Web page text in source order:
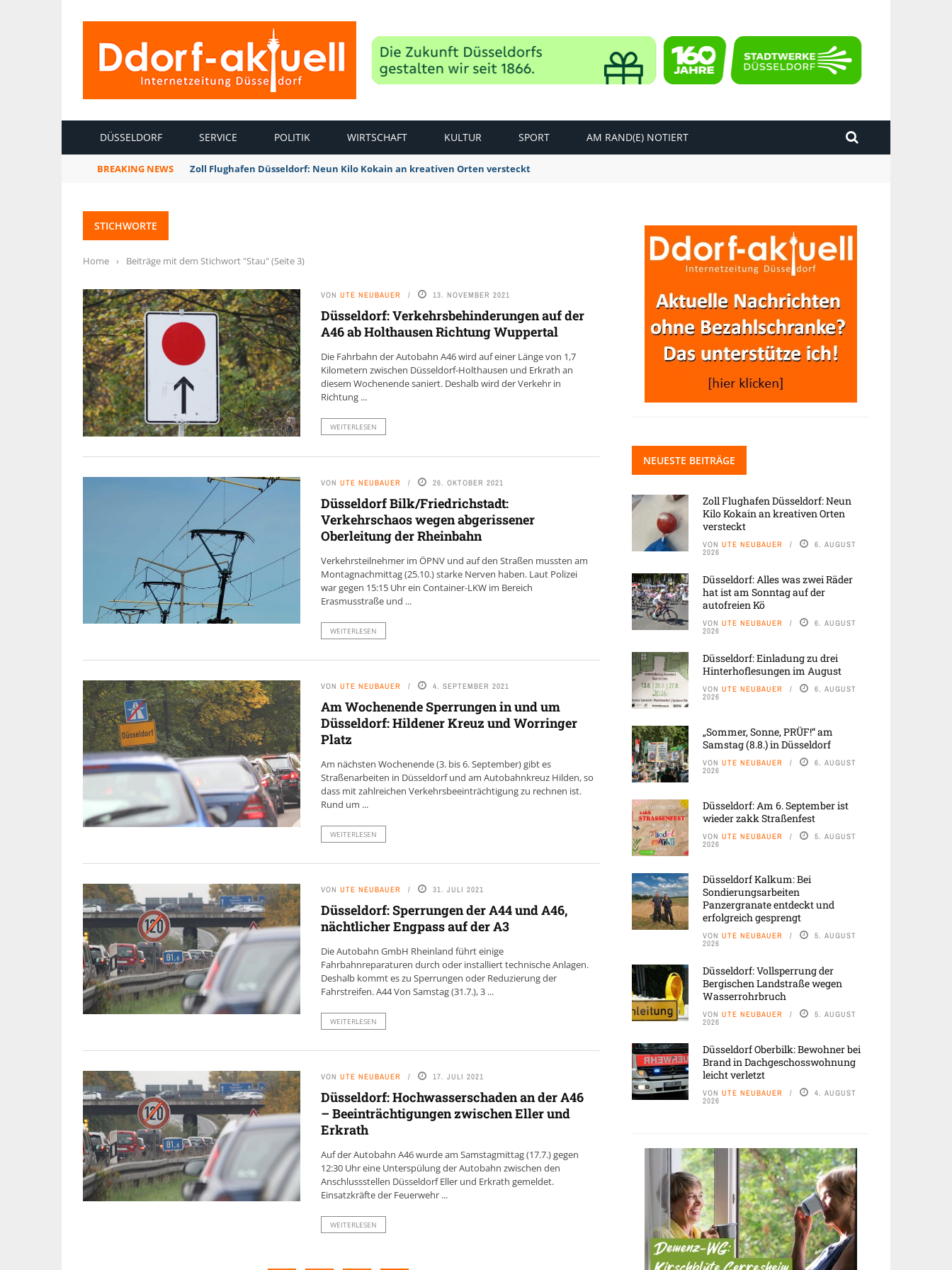
DÜSSELDORF SERVICE POLITIK WIRTSCHAFT KULTUR SPORT AM RAND(E) NOTIERT
BREAKING NEWS Zoll Flughafen Düsseldorf: Neun Kilo Kokain an kreativen Orten versteckt
STICHWORTE
Home › Beiträge mit dem Stichwort "Stau"(Seite 3)
VON UTE NEUBAUER 13. NOVEMBER 2021
Düsseldorf: Verkehrsbehinderungen auf der
A46 ab Holthausen Richtung Wuppertal
Die Fahrbahn der Autobahn A46 wird auf einer Länge von 1,7
Kilometern zwischen Düsseldorf-Holthausen und Erkrath an
diesem Wochenende saniert. Deshalb wird der Verkehr in
Richtung ...
WEITERLESEN
VON UTE NEUBAUER 26. OKTOBER 2021
Düsseldorf Bilk/Friedrichstadt:
Verkehrschaos wegen abgerissener
Oberleitung der Rheinbahn
Verkehrsteilnehmer im ÖPNV und auf den Straßen mussten am
Montagnachmittag (25.10.) starke Nerven haben. Laut Polizei
war gegen 15:15 Uhr ein Container-LKW im Bereich
Erasmusstraße und ...
WEITERLESEN
VON UTE NEUBAUER 4. SEPTEMBER 2021
Am Wochenende Sperrungen in und um
Düsseldorf: Hildener Kreuz und Worringer
Platz
Am nächsten Wochenende (3. bis 6. September) gibt es
Straßenarbeiten in Düsseldorf und am Autobahnkreuz Hilden, so
dass mit zahlreichen Verkehrsbeeinträchtigung zu rechnen ist.
Rund um ...
WEITERLESEN
VON UTE NEUBAUER 31. JULI 2021
Düsseldorf: Sperrungen der A44 und A46,
nächtlicher Engpass auf der A3
Die Autobahn GmbH Rheinland führt einige
Fahrbahnreparaturen durch oder installiert technische Anlagen.
Deshalb kommt es zu Sperrungen oder Reduzierung der
Fahrstreifen. A44 Von Samstag (31.7.), 3 ...
WEITERLESEN
VON UTE NEUBAUER 17. JULI 2021
Düsseldorf: Hochwasserschaden an der A46
– Beeinträchtigungen zwischen Eller und
Erkrath
Auf der Autobahn A46 wurde am Samstagmittag (17.7.) gegen
12:30 Uhr eine Unterspülung der Autobahn zwischen den
Anschlussstellen Düsseldorf Eller und Erkrath gemeldet.
Einsatzkräfte der Feuerwehr ...
WEITERLESEN
NEUESTE BEITRÄGE
Zoll Flughafen Düsseldorf: Neun
Kilo Kokain an kreativen Orten
versteckt
VON UTE NEUBAUER 6. AUGUST
2026
Düsseldorf: Alles was zwei Räder
hat ist am Sonntag auf der
autofreien Kö
VON UTE NEUBAUER 6. AUGUST
2026
Düsseldorf: Einladung zu drei
Hinterhoflesungen im August
VON UTE NEUBAUER 6. AUGUST
2026
„Sommer, Sonne, PRÜF!“ am
Samstag (8.8.) in Düsseldorf
VON UTE NEUBAUER 6. AUGUST
2026
Düsseldorf: Am 6. September ist
wieder zakk Straßenfest
VON UTE NEUBAUER 5. AUGUST
2026
Düsseldorf Kalkum: Bei
Sondierungsarbeiten
Panzergranate entdeckt und
erfolgreich gesprengt
VON UTE NEUBAUER 5. AUGUST
2026
Düsseldorf: Vollsperrung der
Bergischen Landstraße wegen
Wasserrohrbruch
VON UTE NEUBAUER 5. AUGUST
2026
Düsseldorf Oberbilk: Bewohner bei
Brand in Dachgeschosswohnung
leicht verletzt
VON UTE NEUBAUER 4. AUGUST
2026